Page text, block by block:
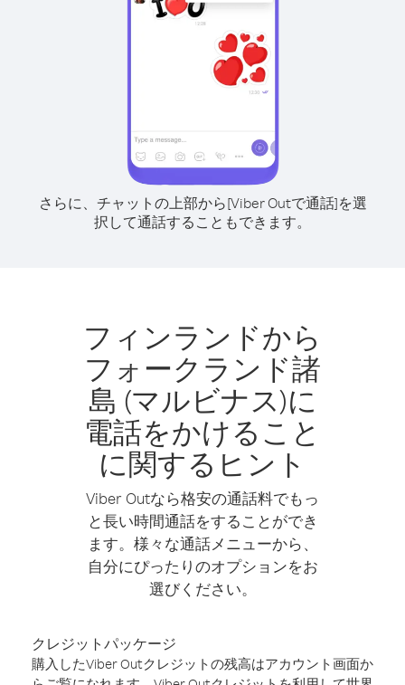
さらに、チャットの上部から[Viber Outで通話]を選
択して通話することもできます。
フィンランドから
フォークランド諸
島 (マルビナス)に
電話をかけること
に関するヒント
Viber Outなら格安の通話料でもっ
と長い時間通話をすることができ
ます。様々な通話メニューから、
自分にぴったりのオプションをお
選びください。
クレジットパッケージ
購入したViber Outクレジットの残高はアカウント画面か